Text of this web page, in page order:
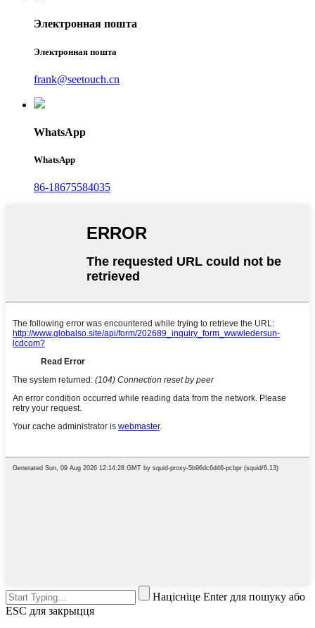
Электронная пошта
Электронная пошта
frank@seetouch.cn
WhatsApp
WhatsApp
86-18675584035
Націсніце Enter для пошуку або
ESC для закрыцця